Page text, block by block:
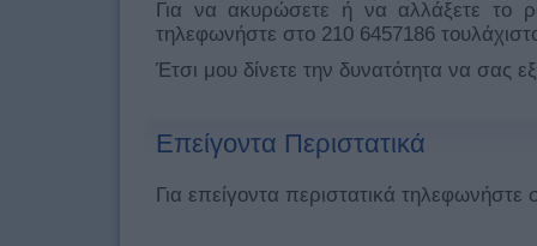
Για να ακυρώσετε ή να αλλάξετε το
τηλεφωνήστε στο 210 6457186
Έτσι μου δίνετε την δυνατότητα να σας
Επείγοντα Περιστατικά
Για επείγοντα περιστατικά τηλεφωνήστε